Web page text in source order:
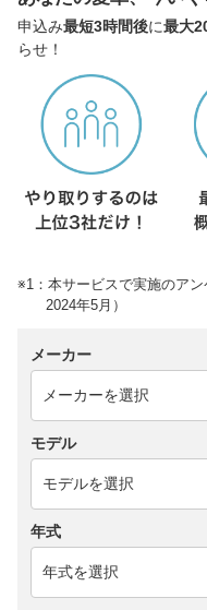
申込み最短3時間後に最大
らせ！
※1：本サービスで実施のア
2024年5月）
メーカー
モデル
年式